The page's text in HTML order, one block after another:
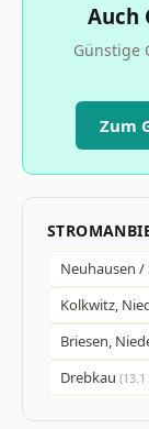
Auch
Günstige
Zum
Neuhausen /
Kolkwitz,
Briesen,
Drebkau